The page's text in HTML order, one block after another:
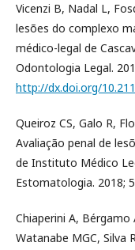
Vicenzi B, Nadal L,
lesões do complexo
médico-legal de
Odontologia Legal.
http://dx.doi.org/
Queiroz CS, Galo R,
Avaliação penal de
de Instituto Médico
Estomatologia. 2018;
Chiaperini A, Bérgamo
Watanabe MGC, Silva